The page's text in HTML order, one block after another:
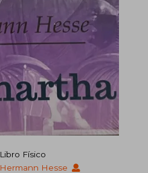
Libro Físico
Hermann Hesse